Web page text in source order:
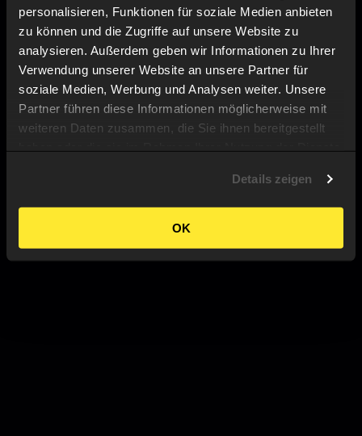
personalisieren, Funktionen für soziale Medien anbieten
zu können und die Zugriffe auf unsere Website zu
analysieren. Außerdem geben wir Informationen zu Ihrer
Verwendung unserer Website an unsere Partner für
soziale Medien, Werbung und Analysen weiter. Unsere
Partner führen diese Informationen möglicherweise mit
weiteren Daten zusammen, die Sie ihnen bereitgestellt
Details zeigen
OK